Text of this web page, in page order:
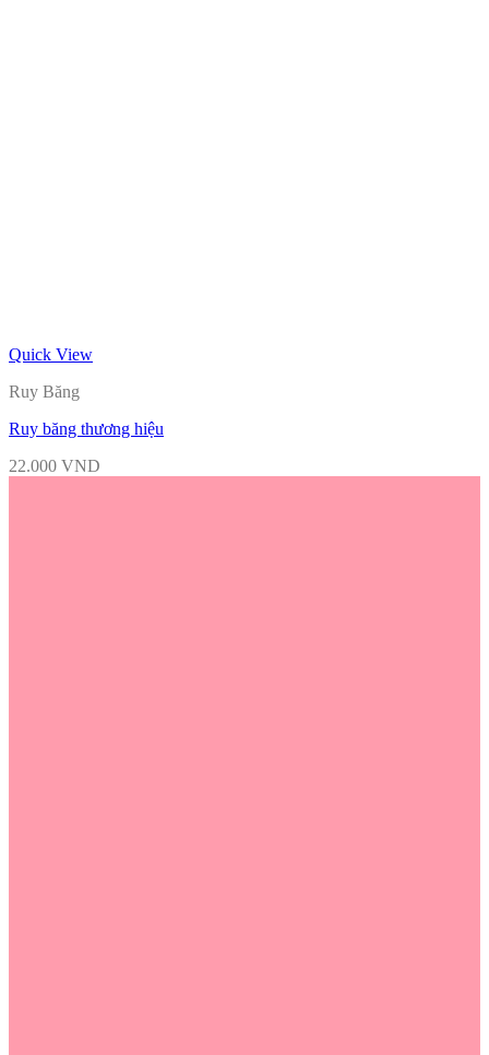
Quick View
Ruy Băng
Ruy băng thương hiệu
22.000 VND